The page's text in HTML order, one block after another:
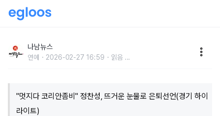
(경기 하이라이트)
나남뉴스
연예 2026-02-27 16:59 읽음 ...
"멋지다 코리안좀비" 정찬성, 뜨거운 눈물로 은퇴선언(경기 하이
라이트)